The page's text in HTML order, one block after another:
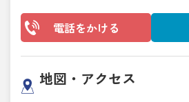
電話をかける
地図・アクセス